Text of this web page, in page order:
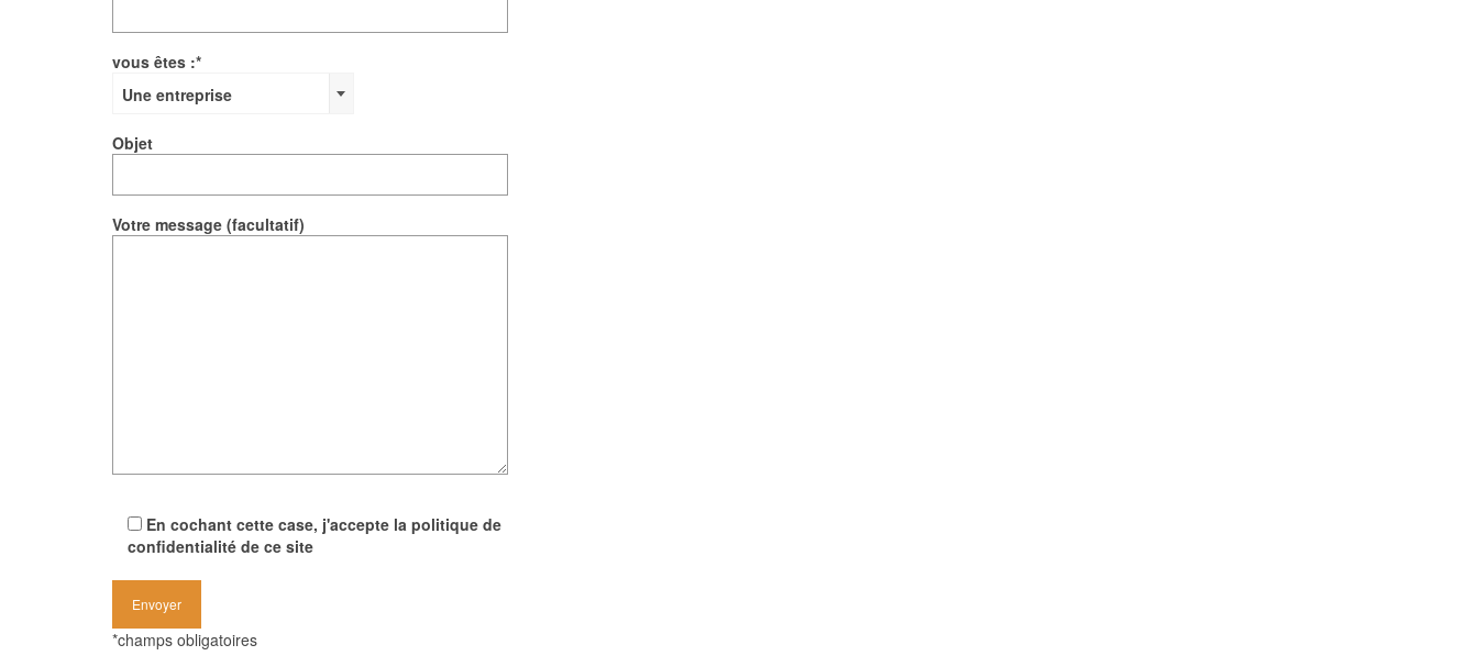
vous êtes :*
Une entreprise
Objet
Votre message (facultatif)
En cochant cette case, j'accepte la politique de
confidentialité de ce site
*champs obligatoires